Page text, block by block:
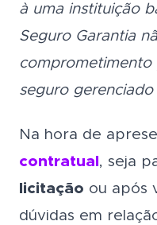
à uma instituição
Seguro Garantia
seguro
Na hora de
contratual , seja
licitação ou após
dúvidas em